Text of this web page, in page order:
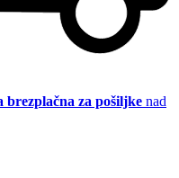
brezplačna za pošiljke nad